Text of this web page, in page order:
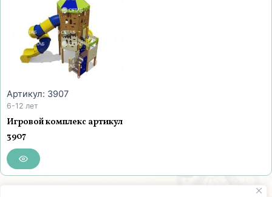
Артикул: 3907
6-12 лет
Игровой комплекс артикул
3907